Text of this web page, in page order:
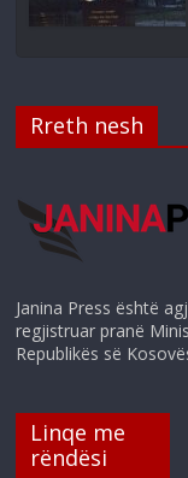
Rreth nesh
Janina Press është
regjistruar pranë
Republikës së
Linqe me
rëndësi